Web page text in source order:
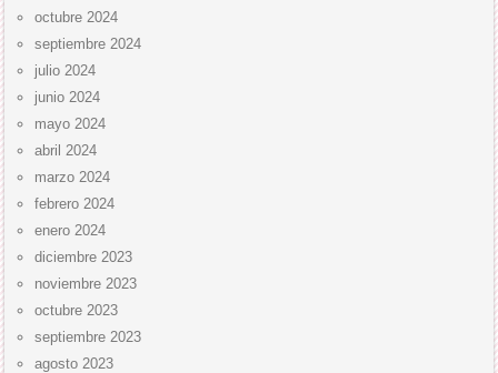
octubre 2024
septiembre 2024
julio 2024
junio 2024
mayo 2024
abril 2024
marzo 2024
febrero 2024
enero 2024
diciembre 2023
noviembre 2023
octubre 2023
septiembre 2023
agosto 2023